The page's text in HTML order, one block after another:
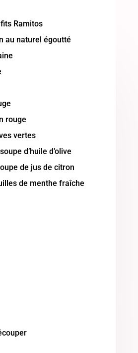
Ramitos
au naturel égoutté
rouge
vertes
d’huile d’olive
de jus de citron
de menthe fraîche